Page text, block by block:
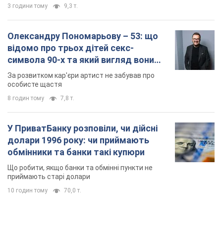
3 години тому 9,3 т.
Олександру Пономарьову – 53: що
відомо про трьох дітей секс-
символа 90-х та який вигляд вони
мають
За розвитком кар'єри артист не забував про
особисте щастя
8 годин тому 7,8 т.
У ПриватБанку розповіли, чи дійсні
долари 1996 року: чи приймають
обмінники та банки такі купюри
Що робити, якщо банки та обмінні пункти не
приймають старі долари
10 годин тому 70,0 т.